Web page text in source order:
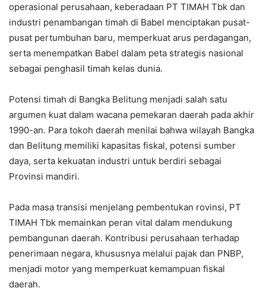
operasional perusahaan, keberadaan PT TIMAH Tbk dan
industri penambangan timah di Babel menciptakan pusat-
pusat pertumbuhan baru, memperkuat arus perdagangan,
serta menempatkan Babel dalam peta strategis nasional
sebagai penghasil timah kelas dunia.
Potensi timah di Bangka Belitung menjadi salah satu
argumen kuat dalam wacana pemekaran daerah pada akhir
1990-an. Para tokoh daerah menilai bahwa wilayah Bangka
dan Belitung memiliki kapasitas fiskal, potensi sumber
daya, serta kekuatan industri untuk berdiri sebagai
Provinsi mandiri.
Pada masa transisi menjelang pembentukan rovinsi, PT
TIMAH Tbk memainkan peran vital dalam mendukung
pembangunan daerah. Kontribusi perusahaan terhadap
penerimaan negara, khususnya melalui pajak dan PNBP,
menjadi motor yang memperkuat kemampuan fiskal
daerah.